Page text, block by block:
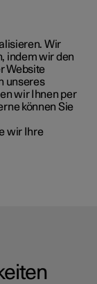
Wir
indem wir den
Website
unseres
wir Ihnen per
können Sie
wir Ihre